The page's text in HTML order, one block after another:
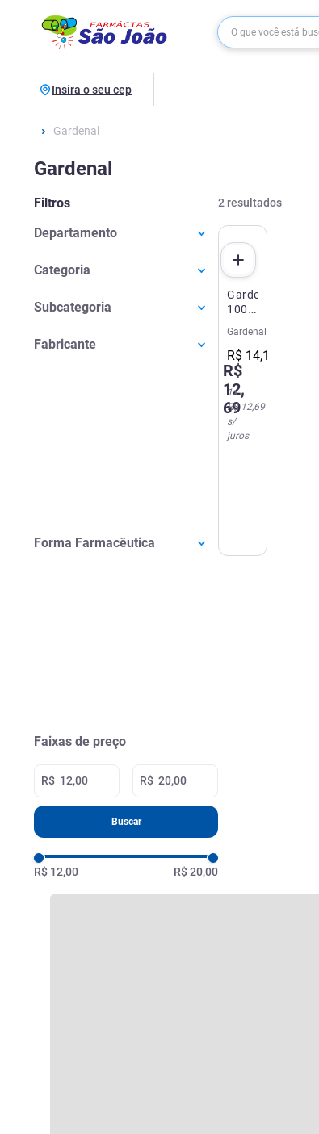
Insira o seu cep
Gardenal
Gardenal
Filtros
Departamento
Medicamentos
Categoria
Sistema Nervoso Central
Subcategoria
Epilepsia
Fabricante
Forma Farmacêutica
Faixas de preço
R$ R$
Buscar
R$ 12,00 R$ 20,00
2 resultados
Gardenal
100mg
Comprimidos
Gardenal
R$ 14,16
R$
12,
69
1x
R$ 12,69
s/
juros